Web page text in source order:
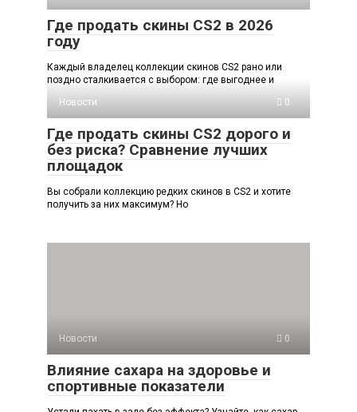
Где продать скины CS2 в 2026
году
Каждый владелец коллекции скинов CS2 рано или
поздно сталкивается с выбором: где выгоднее и
Новости
0
Где продать скины CS2 дорого и
без риска? Сравнение лучших
площадок
Вы собрали коллекцию редких скинов в CS2 и хотите
получить за них максимум? Но
Новости 0
Влияние сахара на здоровье и
спортивные показатели